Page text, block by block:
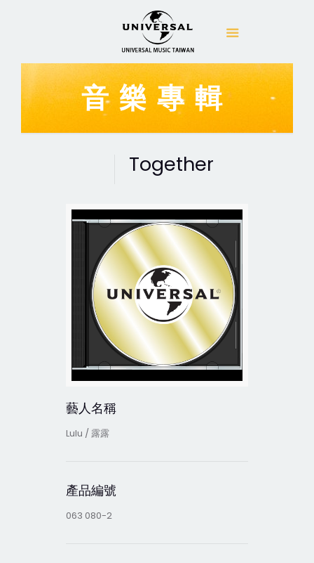
音樂專輯
Together
藝人名稱
Lulu / 露露
產品編號
063 080-2